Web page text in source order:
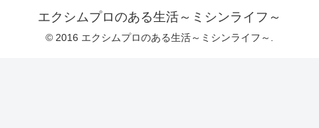
エクシムプロのある生活～ミシンライフ～
© 2016 エクシムプロのある生活～ミシンライフ～.